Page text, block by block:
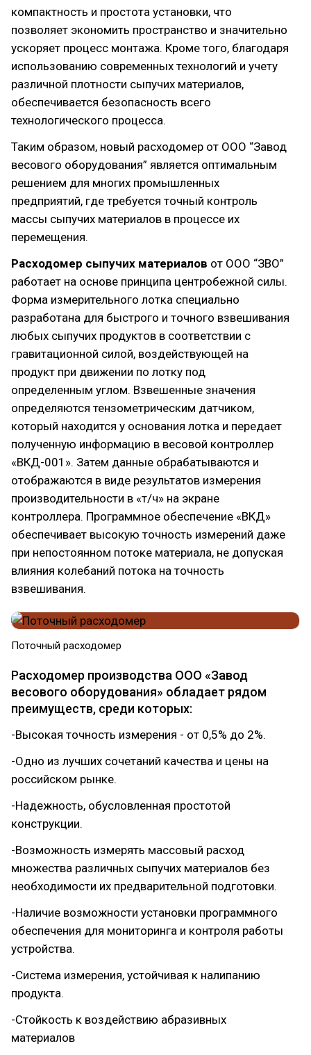
компактность и простота установки, что
позволяет экономить пространство и значительно
ускоряет процесс монтажа. Кроме того, благодаря
использованию современных технологий и учету
различной плотности сыпучих материалов,
обеспечивается безопасность всего
технологического процесса.
Таким образом, новый расходомер от ООО “Завод
весового оборудования” является оптимальным
решением для многих промышленных
предприятий, где требуется точный контроль
массы сыпучих материалов в процессе их
перемещения.
Расходомер сыпучих материалов от ООО “ЗВО”
работает на основе принципа центробежной силы.
Форма измерительного лотка специально
разработана для быстрого и точного взвешивания
любых сыпучих продуктов в соответствии с
гравитационной силой, воздействующей на
продукт при движении по лотку под
определенным углом. Взвешенные значения
определяются тензометрическим датчиком,
который находится у основания лотка и передает
полученную информацию в весовой контроллер
«ВКД-001». Затем данные обрабатываются и
отображаются в виде результатов измерения
производительности в «т/ч» на экране
контроллера. Программное обеспечение «ВКД»
обеспечивает высокую точность измерений даже
при непостоянном потоке материала, не допуская
влияния колебаний потока на точность
взвешивания.
Поточный расходомер
Расходомер производства ООО «Завод
весового оборудования» обладает рядом
преимуществ, среди которых:
-Высокая точность измерения - от 0,5% до 2%.
-Одно из лучших сочетаний качества и цены на
российском рынке.
-Надежность, обусловленная простотой
конструкции.
-Возможность измерять массовый расход
множества различных сыпучих материалов без
необходимости их предварительной подготовки.
-Наличие возможности установки программного
обеспечения для мониторинга и контроля работы
устройства.
-Система измерения, устойчивая к налипанию
продукта.
-Стойкость к воздействию абразивных
материалов